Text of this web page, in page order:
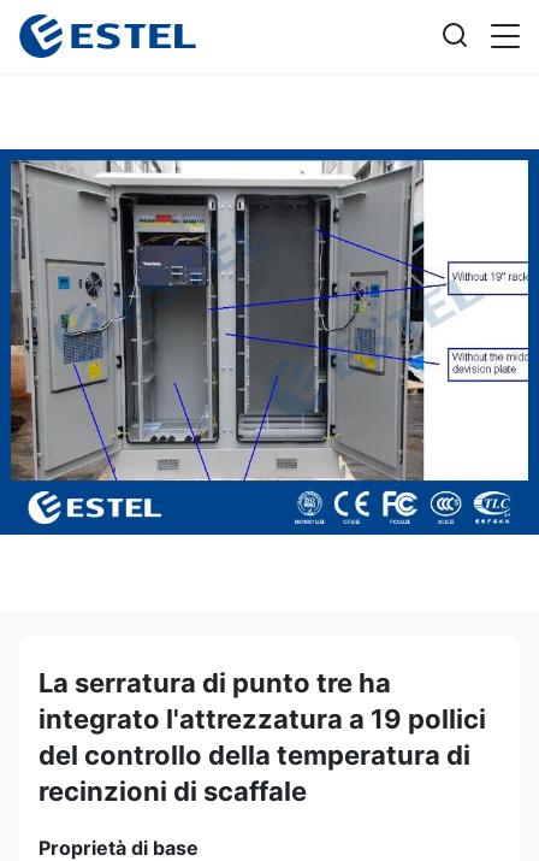
La serratura di punto tre ha
integrato l'attrezzatura a 19 pollici
del controllo della temperatura di
recinzioni di scaffale
Proprietà di base